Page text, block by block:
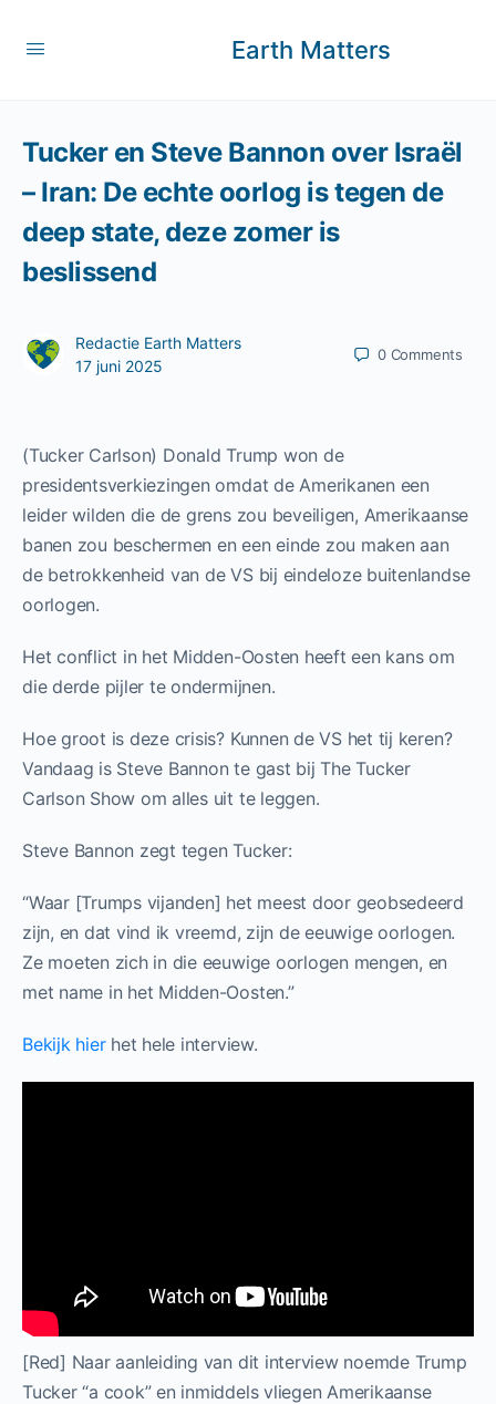
Earth Matters
Tucker en Steve Bannon over Israël
– Iran: De echte oorlog is tegen de
deep state, deze zomer is
beslissend
Redactie Earth Matters
17 juni 2025
0 Comments
(Tucker Carlson) Donald Trump won de
presidentsverkiezingen omdat de Amerikanen een
leider wilden die de grens zou beveiligen, Amerikaanse
banen zou beschermen en een einde zou maken aan
de betrokkenheid van de VS bij eindeloze buitenlandse
oorlogen.
Het conflict in het Midden-Oosten heeft een kans om
die derde pijler te ondermijnen.
Hoe groot is deze crisis? Kunnen de VS het tij keren?
Vandaag is Steve Bannon te gast bij The Tucker
Carlson Show om alles uit te leggen.
Steve Bannon zegt tegen Tucker:
“Waar [Trumps vijanden] het meest door geobsedeerd
zijn, en dat vind ik vreemd, zijn de eeuwige oorlogen.
Ze moeten zich in die eeuwige oorlogen mengen, en
met name in het Midden-Oosten.”
Bekijk hierhet hele interview.
[Red] Naar aanleiding van dit interview noemde Trump
Tucker “a cook” en inmiddels vliegen Amerikaanse